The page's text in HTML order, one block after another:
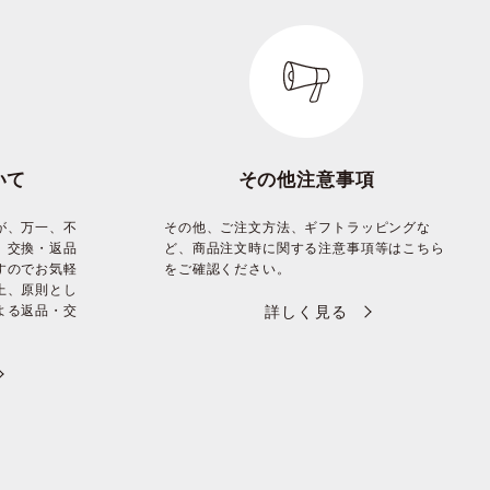
て
、万一、不
交換・返品
のでお気軽
、原則とし
る返品・交
その他注意事項
その他、ご注文方法、ギフトラッピングな
ど、商品注文時に関する注意事項等はこちら
をご確認ください。
詳しく見る